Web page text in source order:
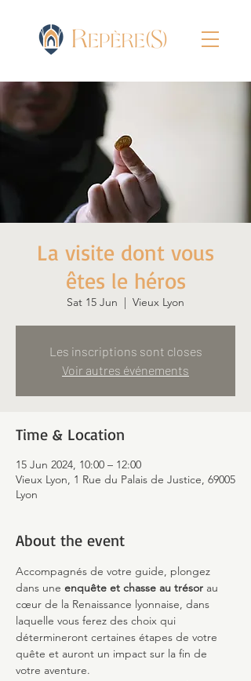
La visite dont vous
êtes le héros
Sat 15 Jun
  |
Vieux Lyon
Les inscriptions sont closes
Voir autres événements
Time & Location
15 Jun 2024, 10:00 – 12:00
Vieux Lyon, 1 Rue du Palais de Justice, 69005
Lyon
About the event
Accompagnés de votre guide, plongez
dans une enquête et chasse au trésor au
cœur de la Renaissance lyonnaise, dans
laquelle vous ferez des choix qui
détermineront certaines étapes de votre
quête et auront un impact sur la fin de
votre aventure.